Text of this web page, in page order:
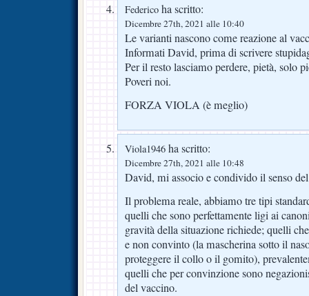
Federico ha scritto:
Dicembre 27th, 2021 alle 10:40
Le varianti nascono come reazione al
Informati David, prima di scrivere
Per il resto lasciamo perdere, pietà, solo
Poveri noi.
FORZA VIOLA (è meglio)
Viola1946 ha scritto:
Dicembre 27th, 2021 alle 10:48
David, mi associo e condivido il senso
Il problema reale, abbiamo tre tipi
quelli che sono perfettamente ligi ai
gravità della situazione richiede; quelli
e non convinto (la mascherina sotto il
proteggere il collo o il gomito),
quelli che per convinzione sono
del vaccino.